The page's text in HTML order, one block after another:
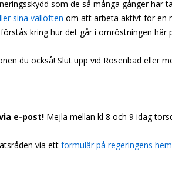
som de så många gånger har
sina vallöften om att arbeta aktivt för en
kring hur det går i omröstningen här
du också! Slut upp vid Rosenbad eller
e-post! Mejla mellan kl 8 och 9 idag
via ett formulär på regeringens